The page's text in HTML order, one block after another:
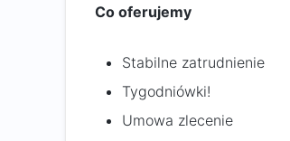
Co oferujemy
Stabilne zatrudnienie
Tygodniówki!
Umowa zlecenie